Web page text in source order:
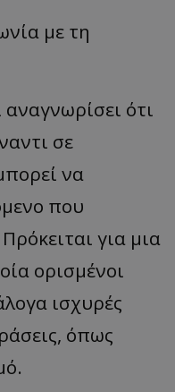
με τη
ότι
σε
να
που
για μια
ορισμένοι
ισχυρές
όπως